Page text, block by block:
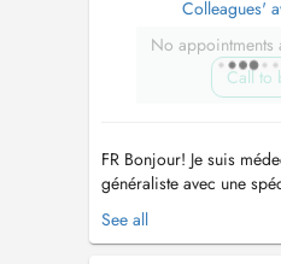
Colleagues'
No appointments
Call to
FR Bonjour! Je suis
généraliste avec une
Réhabilitation Orale
j'ai suivi l'évolution des
See all